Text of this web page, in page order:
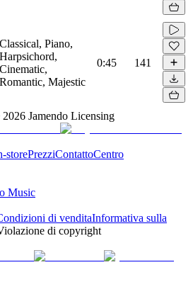
Classical, Piano,
Harpsichord,
Cinematic,
Romantic, Majestic
0:45 141
2026 Jamendo Licensing
storePrezziContattoCentro
Music
di venditaInformativa sulla
di copyright